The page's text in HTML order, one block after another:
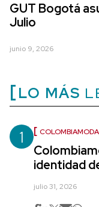
GUT Bogotá
Julio
junio 9, 2026
LO MÁS
1
identidad
julio 31, 2026